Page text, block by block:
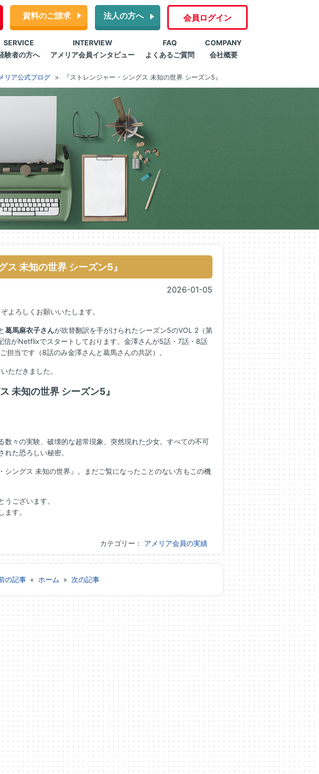
資料のご請求 法人の方へ 会員ログイン
SERVICE
験者の方へ
INTERVIEW
アメリア会員インタビュー
FAQ
よくあるご質問
COMPANY
会社概要
リア公式ブログ 『ストレンジャー・シングス 未知の世界 シーズン5』
ス 未知の世界 シーズン5』
2026-01-05
よろしくお願いいたします。
葛馬麻衣子さんが吹替翻訳を手がけられたシーズン5のVOL 2（第
信がNetflixでスタートしております。金澤さんが5話・7話・8話
担当です（8話のみ金澤さんと葛馬さんの共訳）。
ただきました。
未知の世界 シーズン5』
数々の実験、破壊的な超常現象、突然現れた少女。すべての不可
た恐ろしい秘密。
シングス 未知の世界』。まだご覧になったことのない方もこの機
ございます。
す。
カテゴリー： アメリア会員の実績
の記事 « ホーム » 次の記事